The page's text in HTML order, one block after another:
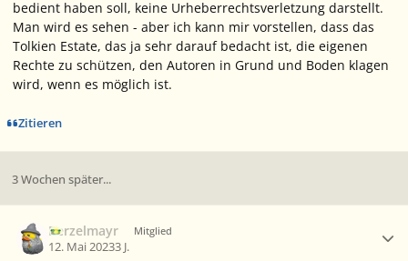
bedient haben soll, keine Urheberrechtsverletzung darstellt.
Man wird es sehen - aber ich kann mir vorstellen, dass das
Tolkien Estate, das ja sehr darauf bedacht ist, die eigenen
Rechte zu schützen, den Autoren in Grund und Boden klagen
wird, wenn es möglich ist.
Zitieren
3 Wochen später...
Berzelmayr Mitglied
12. Mai 20233 J.